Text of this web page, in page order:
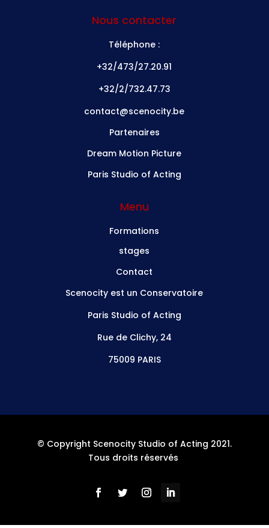
Nous contacter
Téléphone :
+32/473/27.20.91
+32/2/732.47.73
contact@scenocity.be
Partenaires
Dream Motion Picture
Paris Studio of Acting
Menu
Formations
stages
Contact
Scenocity est un Conservatoire
Paris Studio of Acting
Rue de Clichy, 24
75009 PARIS
© Copyright Scenocity Studio of Acting 2021.
Tous droits réservés